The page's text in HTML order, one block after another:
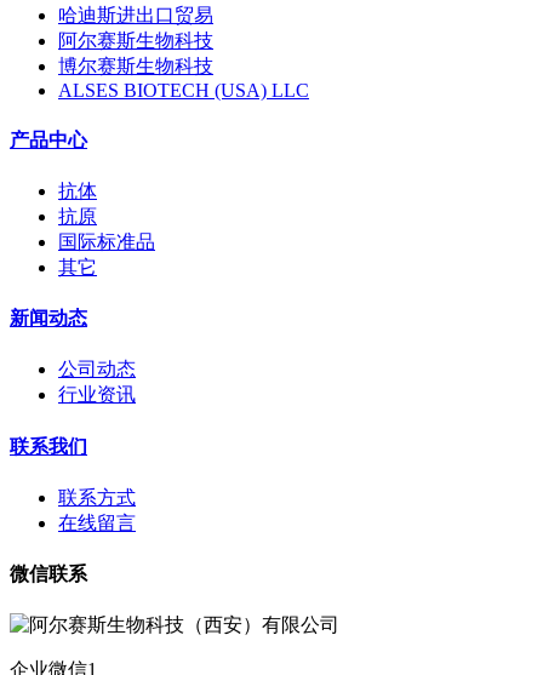
哈迪斯进出口贸易
阿尔赛斯生物科技
博尔赛斯生物科技
ALSES BIOTECH (USA) LLC
产品中心
抗体
抗原
国际标准品
其它
新闻动态
公司动态
行业资讯
联系我们
联系方式
在线留言
微信联系
企业微信1